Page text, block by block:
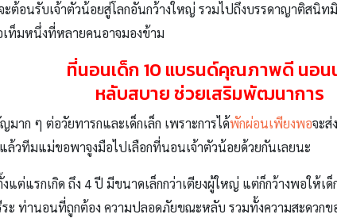
อนรับเจ้าตัวน้อยสู่โลกอันกว้างใหญ่ รวมไปถึงบรรดาญาติสนิท
เท็มหนึ่งที่หลายคนอาจมองข้าม
ที่นอนเด็ก 10 แบรนด์คุณภาพดีนอน
หลับสบาย ช่วยเสริมพัฒนาการ
าก ๆ ต่อวัยทารกและเด็กเล็ก เพราะการได้พักผ่อนเพียงพอจะ
ล้วทีมแม่ขอพาจูงมือไปเลือกที่นอนเจ้าตัวน้อยด้วยกันเลยนะ
แต่แรกเกิด ถึง 4 ปี มีขนาดเล็กกว่าเตียงผู้ใหญ่ แต่ก็กว้างพอให้
ระ ท่านอนที่ถูกต้อง ความปลอดภัยขณะหลับ รวมทั้งความสะดว